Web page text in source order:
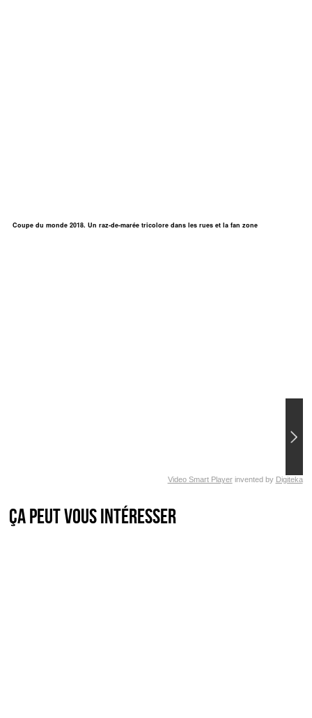
Coupe du monde 2018. Un raz-de-marée tricolore dans les rues et la fan zone
Video Smart Playerinvented by Digiteka
Ça peut vous intéresser